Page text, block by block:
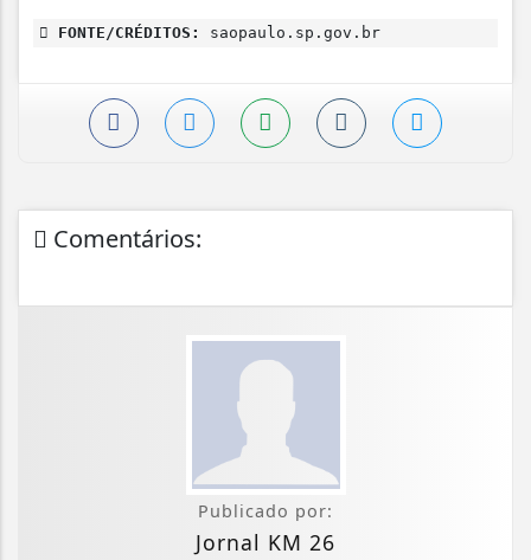
FONTE/CRÉDITOS: saopaulo.sp.gov.br
Comentários:
Publicado por:
Jornal KM 26